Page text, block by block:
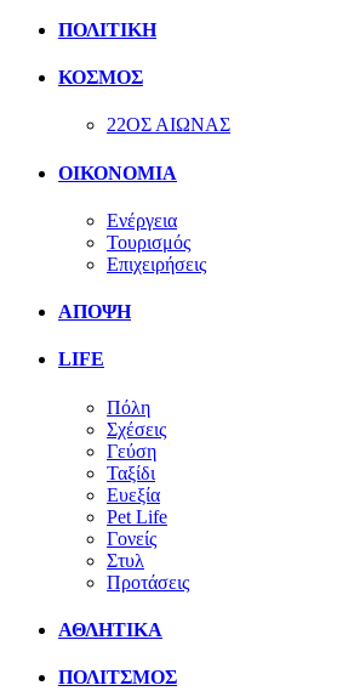
ΠΟΛΙΤΙΚΗ
ΚΟΣΜΟΣ
22ΟΣ ΑΙΩΝΑΣ
ΟΙΚΟΝΟΜΙΑ
Ενέργεια
Τουρισμός
Επιχειρήσεις
ΑΠΟΨΗ
LIFE
Πόλη
Σχέσεις
Γεύση
Ταξίδι
Ευεξία
Pet Life
Γονείς
Στυλ
Προτάσεις
ΑΘΛΗΤΙΚΑ
ΠΟΛΙΤΣΜΟΣ